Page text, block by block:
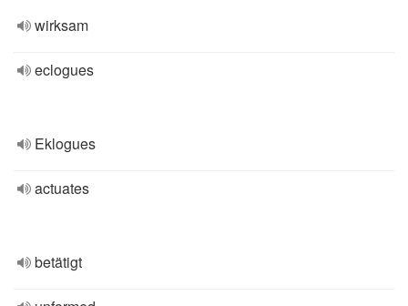
wirksam
eclogues
Eklogues
actuates
betätigt